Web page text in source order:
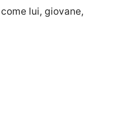
lui, giovane,